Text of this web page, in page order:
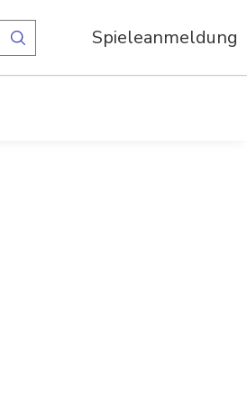
Spieleanmeldung